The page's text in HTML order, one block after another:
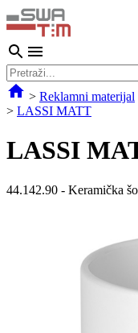
> Reklamni materijal
> LASSI MATT
LASSI
44.142.90 - Keramička